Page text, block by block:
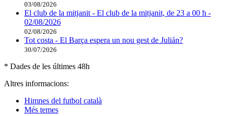
03/08/2026
El club de la mitjanit - El club de la mitjanit, de 23 a 00 h -
02/08/2026
02/08/2026
Tot costa - El Barça espera un nou gest de Julián?
30/07/2026
* Dades de les últimes 48h
Altres informacions:
Himnes del futbol català
Més temes